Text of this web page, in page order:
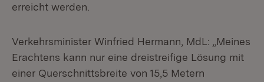
erreicht werden.
Verkehrsminister Winfried Hermann, MdL: „Meines
Erachtens kann nur eine dreistreifige Lösung mit
einer Querschnittsbreite von 15,5 Metern